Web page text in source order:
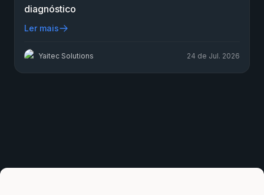
diagnóstico
Ler mais
Yaitec Solutions 24 de Jul. 2026